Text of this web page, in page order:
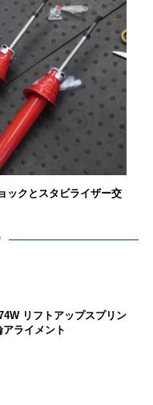
ックとスタビライザー交
リフトアップスプリン
ライメント